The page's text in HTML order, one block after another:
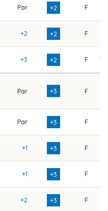
Par +2 F 73
+2 +2 F
+3 +2 F 70
Par +3 F
Par +3 F
+1 +3 F 73
+1 +3 F 73
+2 +3 F 72